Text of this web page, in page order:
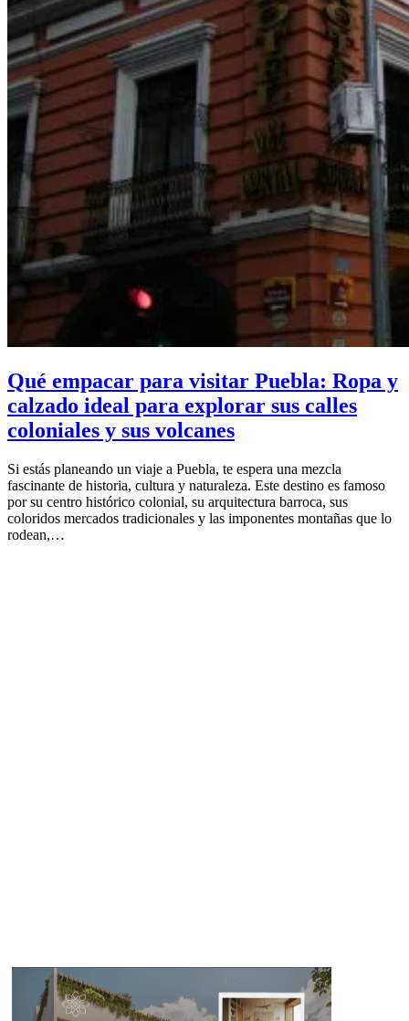
Qué empacar para visitar Puebla: Ropa y
calzado ideal para explorar sus calles
coloniales y sus volcanes
Si estás planeando un viaje a Puebla, te espera una mezcla
fascinante de historia, cultura y naturaleza. Este destino es famoso
por su centro histórico colonial, su arquitectura barroca, sus
coloridos mercados tradicionales y las imponentes montañas que lo
rodean,…